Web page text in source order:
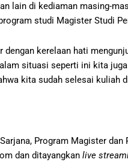
lain di kediaman masing-
studi Magister Studi
kerelaan hati
situasi seperti ini kita
kita sudah selesai kuliah
Program Magister
dan ditayangkan live